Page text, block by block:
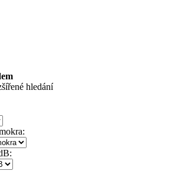
hledání